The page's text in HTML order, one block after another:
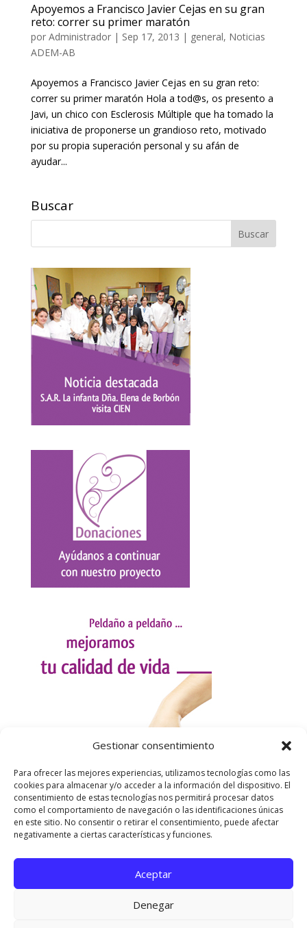
Gestionar consentimiento
Para ofrecer las mejores experiencias, utilizamos tecnologías como las
cookies para almacenar y/o acceder a la información del dispositivo. El
consentimiento de estas tecnologías nos permitirá procesar datos
como el comportamiento de navegación o las identificaciones únicas
en este sitio. No consentir o retirar el consentimiento, puede afectar
negativamente a ciertas características y funciones.
Aceptar
Denegar
Apoyemos a Francisco Javier Cejas en su gran
reto: correr su primer maratón
por Administrador| Sep 17, 2013 | general, Noticias
ADEM-AB
Apoyemos a Francisco Javier Cejas en su gran reto:
correr su primer maratón Hola a tod@s, os presento a
Javi, un chico con Esclerosis Múltiple que ha tomado la
iniciativa de proponerse un grandioso reto, motivado
por su propia superación personal y su afán de
ayudar...
Buscar
Utilizamos cookies para ofrecerte la mejor experiencia en
Puedes aprender más sobre qué cookies utilizamos o